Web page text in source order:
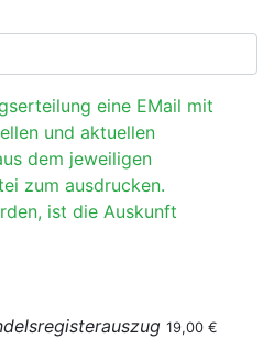
eine EMail mit
und aktuellen
dem jeweiligen
zum ausdrucken.
ist die Auskunft
19,00 €